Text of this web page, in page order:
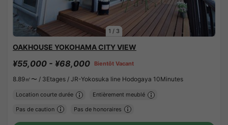
1 / 3
OAKHOUSE YOKOHAMA CITY VIEW
¥55,000 - ¥68,000 Bientôt Vacant
8.89㎡〜 / 3Etages / JR-Yokosuka line Hodogaya 10Minutes
Location courte durée Entièrement meublé
Pas de caution Pas de honoraires